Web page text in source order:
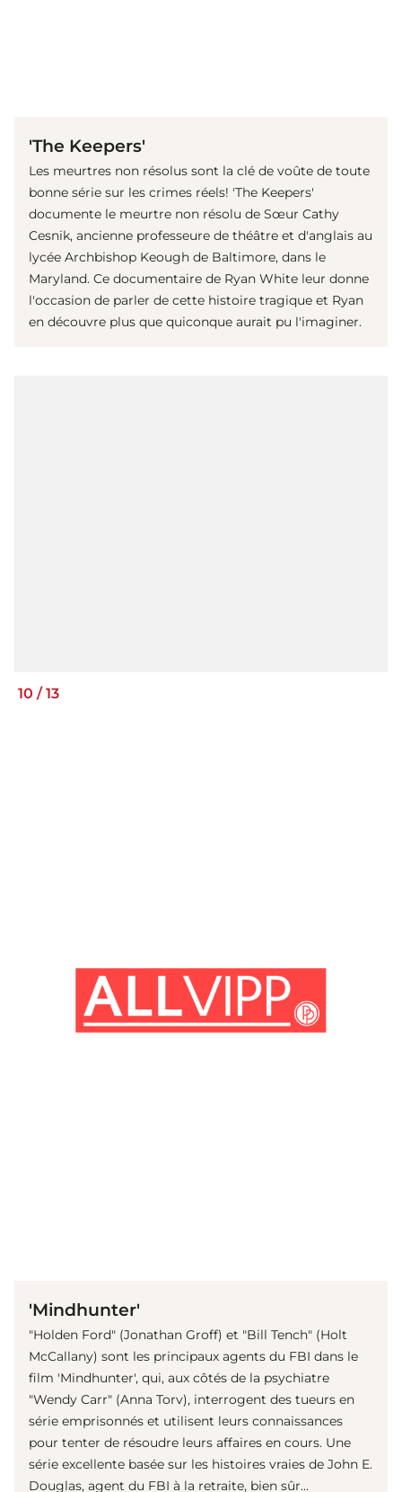
'The Keepers'
Les meurtres non résolus sont la clé de voûte de toute
bonne série sur les crimes réels! 'The Keepers'
documente le meurtre non résolu de Sœur Cathy
Cesnik, ancienne professeure de théâtre et d'anglais au
lycée Archbishop Keough de Baltimore, dans le
Maryland. Ce documentaire de Ryan White leur donne
l'occasion de parler de cette histoire tragique et Ryan
en découvre plus que quiconque aurait pu l'imaginer.
10 / 13
'Mindhunter'
"Holden Ford" (Jonathan Groff) et "Bill Tench" (Holt
McCallany) sont les principaux agents du FBI dans le
film 'Mindhunter', qui, aux côtés de la psychiatre
"Wendy Carr" (Anna Torv), interrogent des tueurs en
série emprisonnés et utilisent leurs connaissances
pour tenter de résoudre leurs affaires en cours. Une
série excellente basée sur les histoires vraies de John E.
Douglas, agent du FBI à la retraite, bien sûr...